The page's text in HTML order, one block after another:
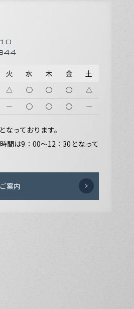
火 水 木 金 土
△ ◯ ◯ ◯ △
― ◯ ◯ ◯ ―
っております。
間は9：00〜12：30となって
案内